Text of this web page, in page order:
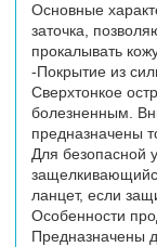
Основные
заточка,
прокалывать
-Покрытие из
Сверхтонкое
болезненным.
предназначены
Для безопасной
ланцет, если
Особенности
Предназначены